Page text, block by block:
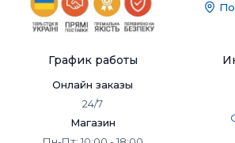
График работы
Онлайн заказы
24/7
Магазин